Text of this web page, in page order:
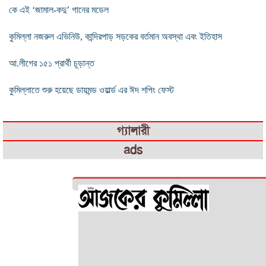
কে এই ‘জামাল-কদু’ গানের মডেল
কুমিল্লা নজরুল এভিনিউ, কান্দিরপাড় সড়কের বর্তমান অবস্থা এবং ইতিহাস
আ.লীগের ১৫১ প্রার্থী চূড়ান্ত
কুমিল্লাতে শুরু হয়েছে ডায়মন্ড ওয়ার্ল্ড এর ঈদ শপিং ফেস্ট
গ্যালারী
ads